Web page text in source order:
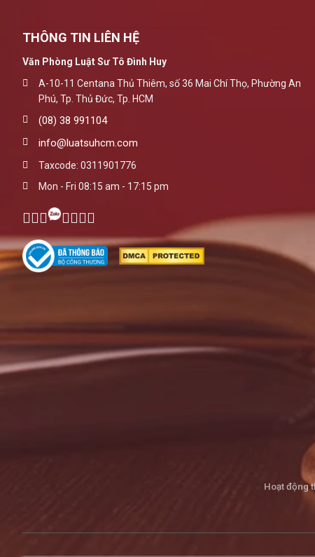
THÔNG TIN LIÊN HỆ
Văn Phòng Luật Sư Tô Đình Huy
A-10-11 Centana Thủ Thiêm, số 36 Mai Chí Thọ, Phường An
Phú, Tp. Thủ Đức, Tp. HCM
(08) 38 991104
info@luatsuhcm.com
Taxcode: 0311901776
Mon - Fri 08:15 am - 17:15 pm
Hoạt động